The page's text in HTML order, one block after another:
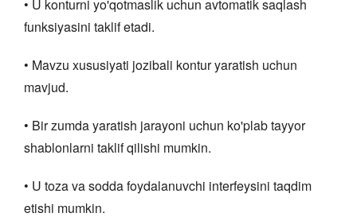
• U konturni yo'qotmaslik uchun avtomatik saqlash
funksiyasini taklif etadi.
• Mavzu xususiyati jozibali kontur yaratish uchun
mavjud.
• Bir zumda yaratish jarayoni uchun ko'plab tayyor
shablonlarni taklif qilishi mumkin.
• U toza va sodda foydalanuvchi interfeysini taqdim
etishi mumkin.